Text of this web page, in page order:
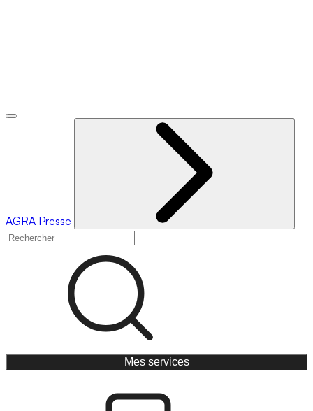
AGRA Presse
Mes services